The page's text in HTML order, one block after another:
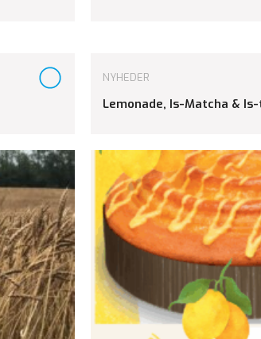
NYHEDER
Lemonade, Is-Matcha &